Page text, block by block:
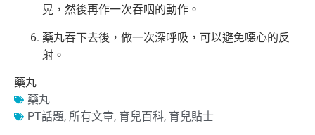
晃， 然後再作一次吞咽的動作。
藥丸吞下去後，做一次深呼吸，可以避免噁心的反
射。
藥丸
藥丸
PT話題, 所有文章, 育兒百科, 育兒貼士